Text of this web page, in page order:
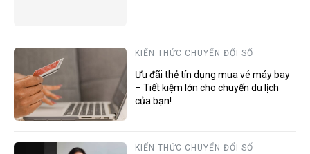
KIẾN THỨC CHUYỂN ĐỔI SỐ
Ưu đãi thẻ tín dụng mua vé máy bay
– Tiết kiệm lớn cho chuyến du lịch
của bạn!
KIẾN THỨC CHUYỂN ĐỔI SỐ